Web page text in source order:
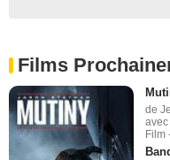
Films
de
Film